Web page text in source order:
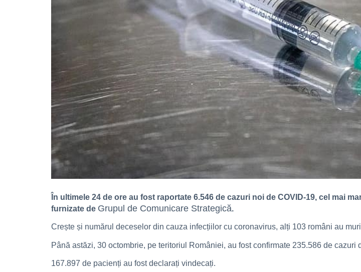
În ultimele 24 de ore au fost raportate 6.546 de cazuri noi de COVID-19, cel mai
furnizate de Grupul de Comunicare Strategică.
Crește și numărul deceselor din cauza infecțiilor cu coronavirus, alți 103 români au
Până astăzi, 30 octombrie, pe teritoriul României, au fost confirmate 235.586 de
167.897 de pacienți au fost declarați vindecați.